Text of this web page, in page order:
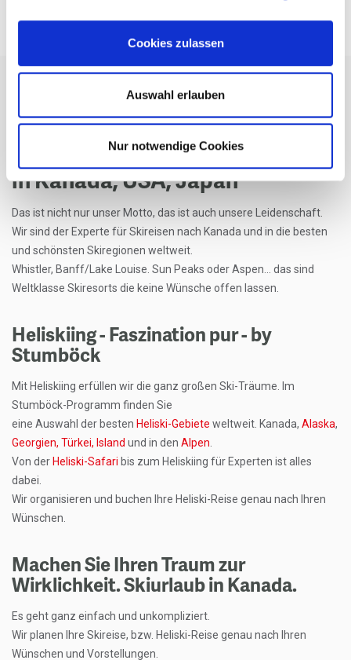
Cookies zulassen
Auswahl erlauben
Nur notwendige Cookies
ÜBER UNS
„skiing with friends“ - Skifahren
in Kanada, USA, Japan
Das ist nicht nur unser Motto, das ist auch unsere Leidenschaft.
Wir sind der Experte für Skireisen nach Kanada und in die besten
und schönsten Skiregionen weltweit.
Whistler, Banff/Lake Louise. Sun Peaks oder Aspen... das sind
Weltklasse Skiresorts die keine Wünsche offen lassen.
Heliskiing - Faszination pur - by
Stumböck
Mit Heliskiing erfüllen wir die ganz großen Ski-Träume. Im
Stumböck-Programm finden Sie
eine Auswahl der besten Heliski-Gebiete weltweit. Kanada, Alaska,
Georgien, Türkei, Island und in den Alpen
Von der Heliski-Safari bis zum Heliskiing für Experten ist alles
dabei.
Wir organisieren und buchen Ihre Heliski-Reise genau nach Ihren
Wünschen.
Machen Sie Ihren Traum zur
Wirklichkeit. Skiurlaub in Kanada.
Es geht ganz einfach und unkompliziert.
Wir planen Ihre Skireise, bzw. Heliski-Reise genau nach Ihren
Wünschen und Vorstellungen.